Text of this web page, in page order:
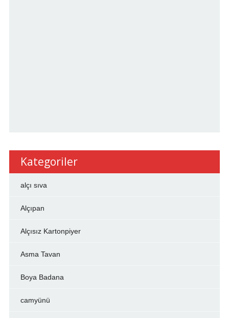
Kategoriler
alçı sıva
Alçıpan
Alçısız Kartonpiyer
Asma Tavan
Boya Badana
camyünü